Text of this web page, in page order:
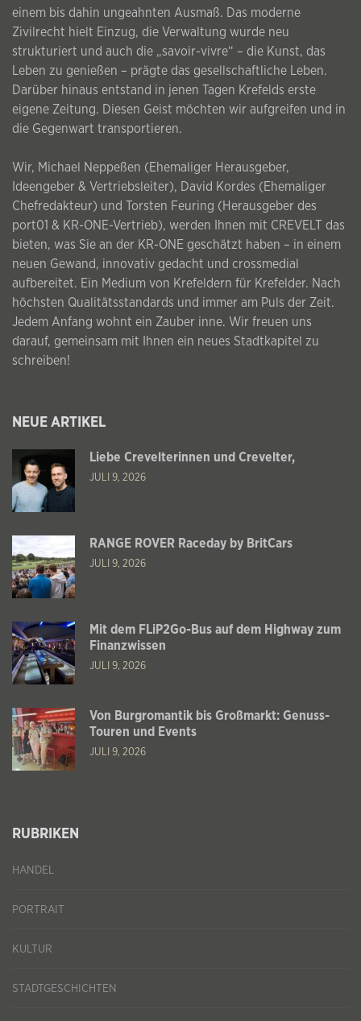
einem bis dahin ungeahnten Ausmaß. Das moderne
Zivilrecht hielt Einzug, die Verwaltung wurde neu
strukturiert und auch die „savoir-vivre“ – die Kunst, das
Leben zu genießen – prägte das gesellschaftliche Leben.
Darüber hinaus entstand in jenen Tagen Krefelds erste
eigene Zeitung. Diesen Geist möchten wir aufgreifen und in
die Gegenwart transportieren.
Wir, Michael Neppeßen (Ehemaliger Herausgeber,
Ideengeber & Vertriebsleiter), David Kordes (Ehemaliger
Chefredakteur) und Torsten Feuring (Herausgeber des
port01 & KR-ONE-Vertrieb), werden Ihnen mit CREVELT das
bieten, was Sie an der KR-ONE geschätzt haben – in einem
neuen Gewand, innovativ gedacht und crossmedial
aufbereitet. Ein Medium von Krefeldern für Krefelder. Nach
höchsten Qualitätsstandards und immer am Puls der Zeit.
Jedem Anfang wohnt ein Zauber inne. Wir freuen uns
darauf, gemeinsam mit Ihnen ein neues Stadtkapitel zu
schreiben!
NEUE ARTIKEL
Liebe Crevelterinnen und Crevelter,
JULI 9, 2026
RANGE ROVER Raceday by BritCars
JULI 9, 2026
Mit dem FLiP2Go-Bus auf dem Highway zum
Finanzwissen
JULI 9, 2026
Von Burgromantik bis Großmarkt: Genuss-
Touren und Events
JULI 9, 2026
RUBRIKEN
HANDEL
PORTRAIT
KULTUR
STADTGESCHICHTEN